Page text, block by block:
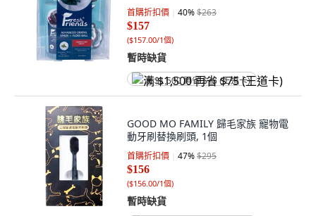
首購折扣價 40%$263
$157
($157.00/1個)
暫時缺貨
满 $1,500 再省 $75 (王道卡)
GOOD MO FAMILY 歸毛家族 寵物電
動牙刷替換刷頭, 1個
首購折扣價 47%$295
$156
($156.00/1個)
暫時缺貨